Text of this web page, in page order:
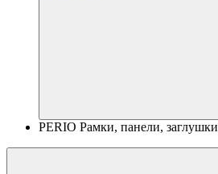
PERIO Рамки, панели, заглушки